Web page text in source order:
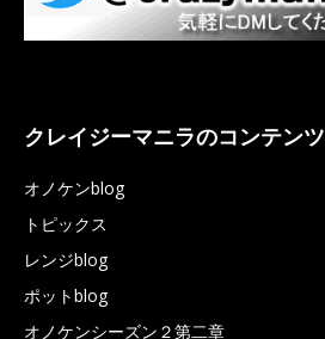
クレイジーマニラのコンテンツ
オノケンblog
トピックス
レンジblog
ポットblog
オノケンシーズン２第二章